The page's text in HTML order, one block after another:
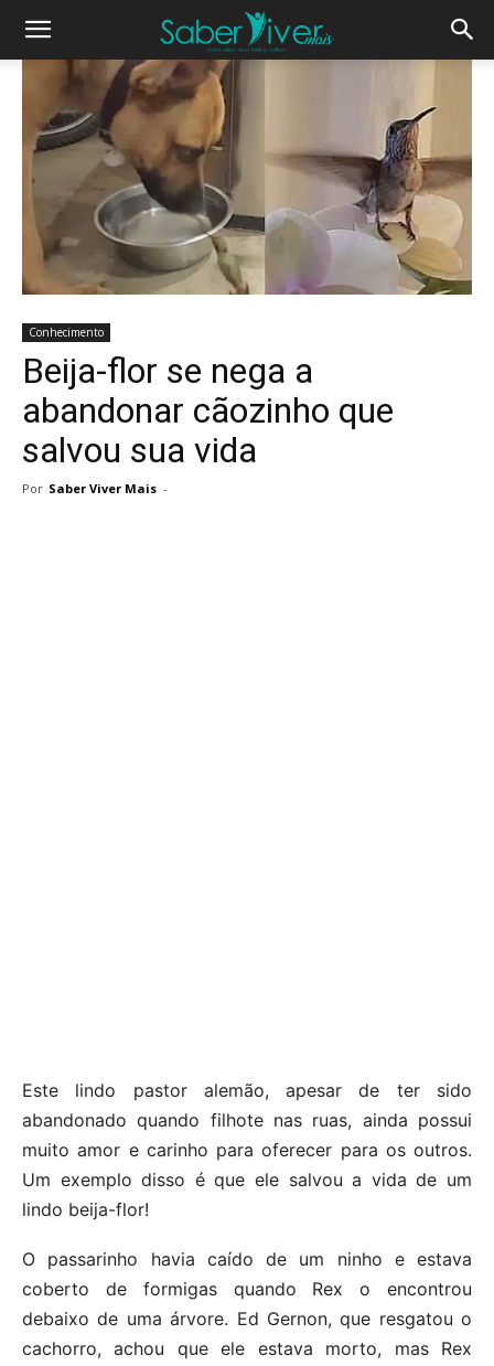
Conhecimento
Beija-flor se nega a
abandonar cãozinho que
salvou sua vida
Por Saber Viver Mais -
Este lindo pastor alemão, apesar de ter sido
abandonado quando filhote nas ruas, ainda possui
muito amor e carinho para oferecer para os outros.
Um exemplo disso é que ele salvou a vida de um
lindo beija-flor!
O passarinho havia caído de um ninho e estava
coberto de formigas quando Rex o encontrou
debaixo de uma árvore. Ed Gernon, que resgatou o
cachorro, achou que ele estava morto, mas Rex